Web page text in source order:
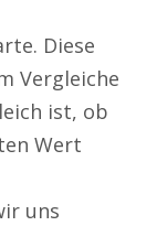
Diese
Vergleiche
ist, ob
Wert
uns